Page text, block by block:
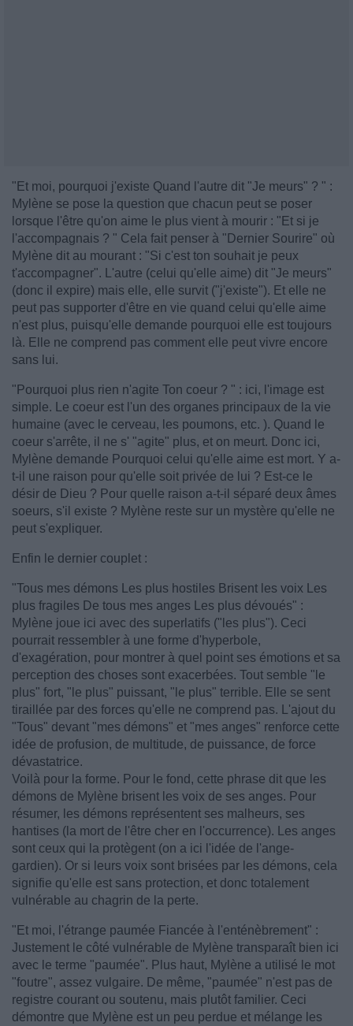
"Et moi, pourquoi j'existe Quand l'autre dit "Je meurs" ? " :
Mylène se pose la question que chacun peut se poser
lorsque l'être qu'on aime le plus vient à mourir : "Et si je
l'accompagnais ? " Cela fait penser à "Dernier Sourire" où
Mylène dit au mourant : "Si c'est ton souhait je peux
t'accompagner". L'autre (celui qu'elle aime) dit "Je meurs"
(donc il expire) mais elle, elle survit ("j'existe"). Et elle ne
peut pas supporter d'être en vie quand celui qu'elle aime
n'est plus, puisqu'elle demande pourquoi elle est toujours
là. Elle ne comprend pas comment elle peut vivre encore
sans lui.
"Pourquoi plus rien n'agite Ton coeur ? " : ici, l'image est
simple. Le coeur est l'un des organes principaux de la vie
humaine (avec le cerveau, les poumons, etc. ). Quand le
coeur s'arrête, il ne s' "agite" plus, et on meurt. Donc ici,
Mylène demande Pourquoi celui qu'elle aime est mort. Y a-
t-il une raison pour qu'elle soit privée de lui ? Est-ce le
désir de Dieu ? Pour quelle raison a-t-il séparé deux âmes
soeurs, s'il existe ? Mylène reste sur un mystère qu'elle ne
peut s'expliquer.
Enfin le dernier couplet :
"Tous mes démons Les plus hostiles Brisent les voix Les
plus fragiles De tous mes anges Les plus dévoués" :
Mylène joue ici avec des superlatifs ("les plus"). Ceci
pourrait ressembler à une forme d'hyperbole,
d'exagération, pour montrer à quel point ses émotions et sa
perception des choses sont exacerbées. Tout semble "le
plus" fort, "le plus" puissant, "le plus" terrible. Elle se sent
tiraillée par des forces qu'elle ne comprend pas. L'ajout du
"Tous" devant "mes démons" et "mes anges" renforce cette
idée de profusion, de multitude, de puissance, de force
dévastatrice.
Voilà pour la forme. Pour le fond, cette phrase dit que les
démons de Mylène brisent les voix de ses anges. Pour
résumer, les démons représentent ses malheurs, ses
hantises (la mort de l'être cher en l'occurrence). Les anges
sont ceux qui la protègent (on a ici l'idée de l'ange-
gardien). Or si leurs voix sont brisées par les démons, cela
signifie qu'elle est sans protection, et donc totalement
vulnérable au chagrin de la perte.
"Et moi, l'étrange paumée Fiancée à l'enténèbrement" :
Justement le côté vulnérable de Mylène transparaît bien ici
avec le terme "paumée". Plus haut, Mylène a utilisé le mot
"foutre", assez vulgaire. De même, "paumée" n'est pas de
registre courant ou soutenu, mais plutôt familier. Ceci
démontre que Mylène est un peu perdue et mélange les